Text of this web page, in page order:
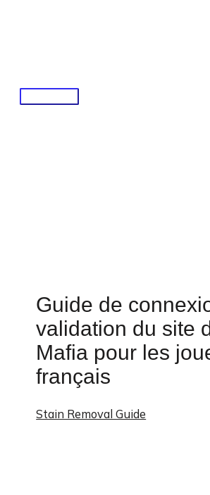
Main
Guide de
validation du site
Mafia pour les
français
Stain Removal Guide